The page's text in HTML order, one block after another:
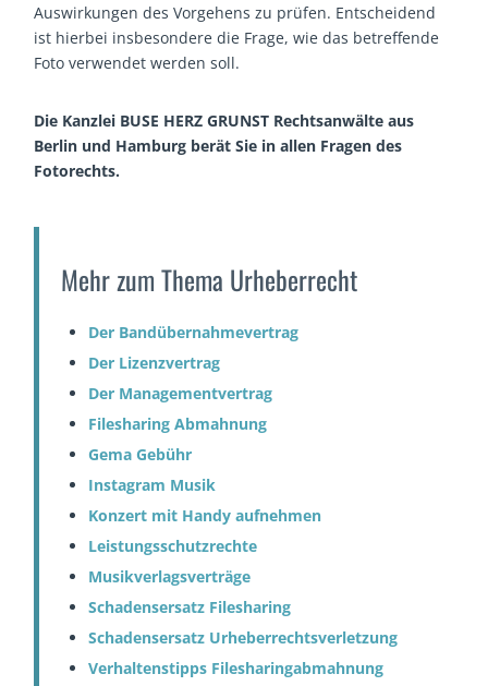
Auswirkungen des Vorgehens zu prüfen. Entscheidend
ist hierbei insbesondere die Frage, wie das betreffende
Foto verwendet werden soll.
Die Kanzlei BUSE HERZ GRUNST Rechtsanwälte aus
Berlin und Hamburg berät Sie in allen Fragen des
Fotorechts.
Mehr zum Thema Urheberrecht
Der Bandübernahmevertrag
Der Lizenzvertrag
Der Managementvertrag
Filesharing Abmahnung
Gema Gebühr
Instagram Musik
Konzert mit Handy aufnehmen
Leistungsschutzrechte
Musikverlagsverträge
Schadensersatz Filesharing
Schadensersatz Urheberrechtsverletzung
Verhaltenstipps Filesharingabmahnung